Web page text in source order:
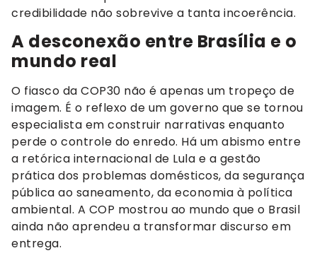
credibilidade não sobrevive a tanta incoerência.
A desconexão entre Brasília e o
mundo real
O fiasco da COP30 não é apenas um tropeço de
imagem. É o reflexo de um governo que se tornou
especialista em construir narrativas enquanto
perde o controle do enredo. Há um abismo entre
a retórica internacional de Lula e a gestão
prática dos problemas domésticos, da segurança
pública ao saneamento, da economia à política
ambiental. A COP mostrou ao mundo que o Brasil
ainda não aprendeu a transformar discurso em
entrega.